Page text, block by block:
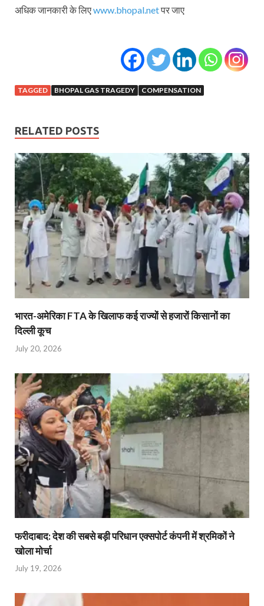
अधिक जानकारी के लिएwww.bhopal.netपर जाए
TAGGED BHOPAL GAS TRAGEDY COMPENSATION
RELATED POSTS
भारत-अमेरिका FTA के खिलाफ कई राज्यों से हजारों किसानों का
दिल्ली कूच
July 20, 2026
फरीदाबाद: देश की सबसे बड़ी परिधान एक्सपोर्ट कंपनी में श्रमिकों ने
खोला मोर्चा
July 19, 2026